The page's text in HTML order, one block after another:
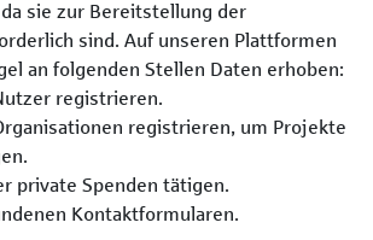
sie zur Bereitstellung der
sind. Auf unseren Plattformen
an folgenden Stellen Daten erhoben:
registrieren.
registrieren, um Projekte
private Spenden tätigen.
Kontaktformularen.